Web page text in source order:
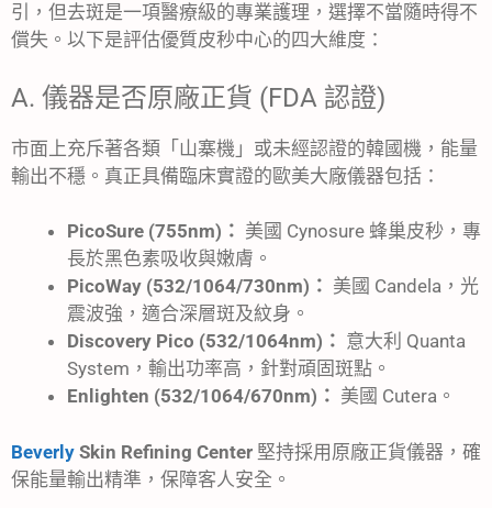
引，但去斑是一項醫療級的專業護理，選擇不當隨時得不
償失。以下是評估優質皮秒中心的四大維度：
A. 儀器是否原廠正貨 (FDA 認證)
市面上充斥著各類「山寨機」或未經認證的韓國機，能量
輸出不穩。真正具備臨床實證的歐美大廠儀器包括：
PicoSure (755nm)： 美國 Cynosure 蜂巢皮秒，專
長於黑色素吸收與嫩膚。
PicoWay (532/1064/730nm)： 美國 Candela，光
震波強，適合深層斑及紋身。
Discovery Pico (532/1064nm)： 意大利 Quanta
System，輸出功率高，針對頑固斑點。
Enlighten (532/1064/670nm)： 美國 Cutera。
Beverly Skin Refining Center 堅持採用原廠正貨儀器，確
保能量輸出精準，保障客人安全。